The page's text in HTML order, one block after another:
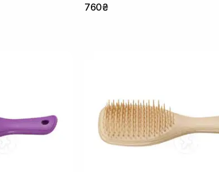
760₴